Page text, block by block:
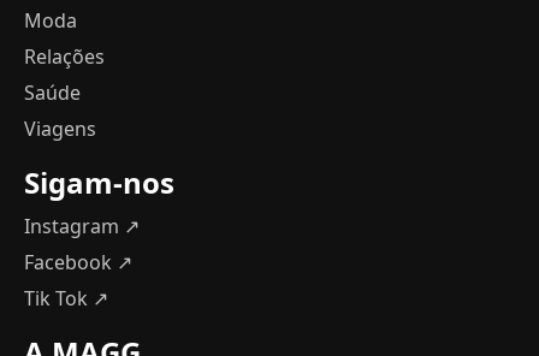
Moda
Relações
Saúde
Viagens
Sigam-nos
Instagram ↗
Facebook ↗
Tik Tok ↗